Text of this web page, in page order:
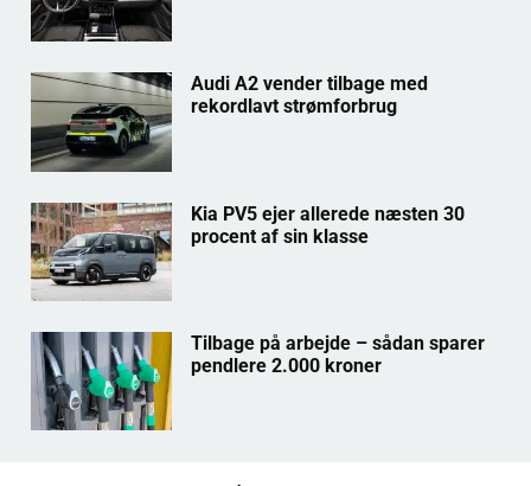
Audi A2 vender tilbage med
rekordlavt strømforbrug
Kia PV5 ejer allerede næsten 30
procent af sin klasse
Tilbage på arbejde – sådan sparer
pendlere 2.000 kroner